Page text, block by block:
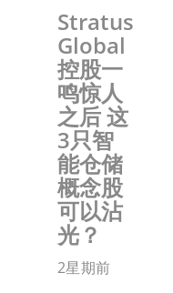
Stratus
Global
控股一
鸣惊人
之后 这
3只智
能仓储
概念股
可以沾
光？
2星期前